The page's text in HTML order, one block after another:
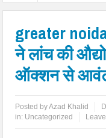
greater
ने लांच की
ऑक्शन से
Posted byAzad Khalid
in: Uncategorized